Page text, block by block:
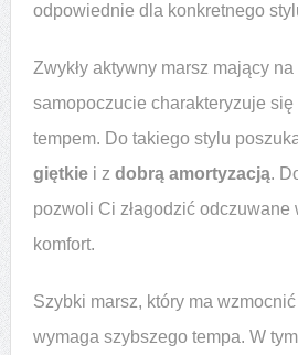
odpowiednie dla konkretnego
Zwykły aktywny marsz mający
samopoczucie charakteryzuje
tempem. Do takiego stylu
giętkiei z dobrą amortyzacją.
pozwoli Ci złagodzić odczuwane
komfort.
Szybki marsz, który ma
wymaga szybszego tempa. W